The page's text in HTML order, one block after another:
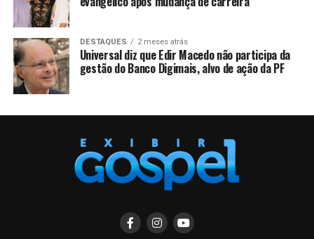
DESTAQUES 2 meses atrás
Universal diz que Edir Macedo não participa da
gestão do Banco Digimais, alvo de ação da PF